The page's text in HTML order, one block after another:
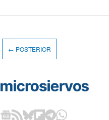
← POSTERIOR